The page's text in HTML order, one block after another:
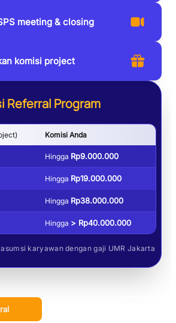
meeting & closing
komisi project
Referral Program
Komisi Anda
Hingga Rp9.000.000
Hingga Rp19.000.000
Hingga Rp38.000.000
Hingga > Rp40.000.000
karyawan dengan gaji UMR Jakarta